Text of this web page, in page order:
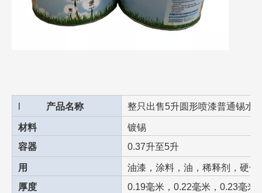
产品名称 整只出售5升圆形喷漆普通锡水
材料
镀锡
容器
0.37升至5升
用
油漆，涂料，油，稀释剂，硬
厚度
0.19毫米，0.22毫米，0.23毫米